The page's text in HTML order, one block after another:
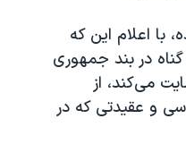
با اعلام این که
گناه در بند جمهوری
می‌کند، از
و عقیدتی که در